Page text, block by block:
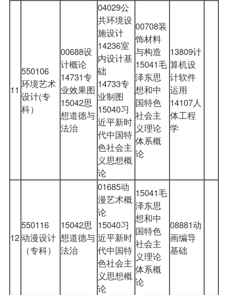
11
550106
环境艺术
设计(专
科）
00688设
计概论
14731专
业效果图
15042思
想道德与
法治
04029公
共环境设
施设计
14236室
内设计基
础
14733专
业制图
15040习
近平新时
代中国特
色社会主
义思想概
论
00708装
饰材料
与构造
15041毛
泽东思
想和中
国特色
社会主
义理论
体系概
论
13809计
算机设
计软件
运用
14107人
体工程
学
12
550116
动漫设计
（专科）
15042思
想道德与
法治
01685动
漫艺术概
论
15040习
近平新时
代中国特
色社会主
义思想概
论
15041毛
泽东思
想和中
国特色
社会主
义理论
体系概
论
08881动
画编导
基础